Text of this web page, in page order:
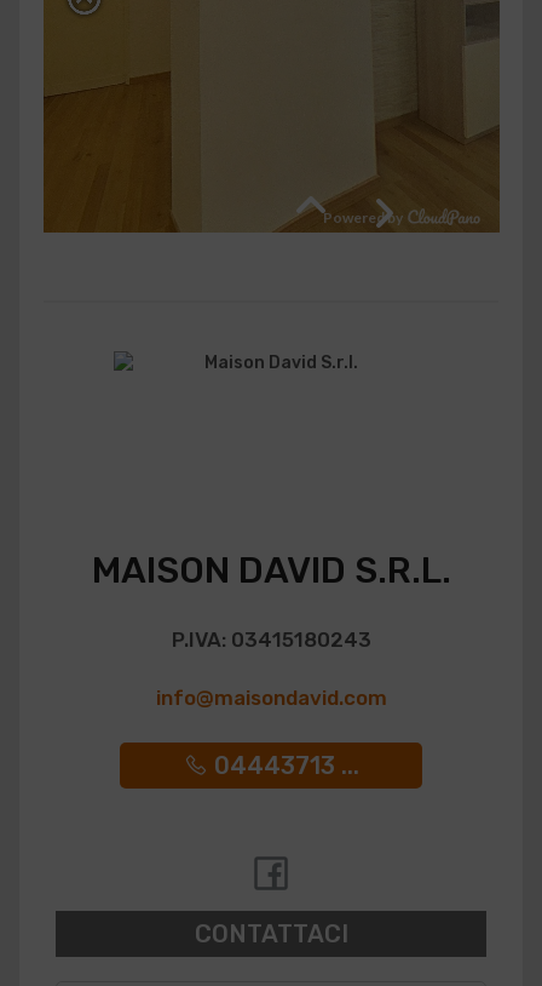
MAISON DAVID S.R.L.
P.IVA: 03415180243
info@maisondavid.com
04443713 ...
CONTATTACI